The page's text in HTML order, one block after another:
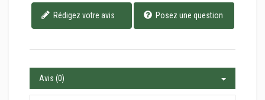
Rédigez votre avis Posez une question
Avis (0)